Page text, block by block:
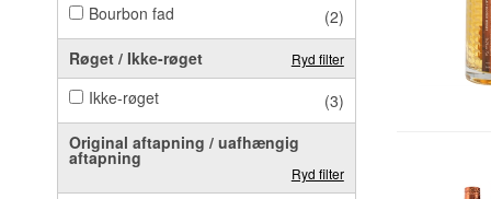
Bourbon fad
(2)
Røget / Ikke-røget
Ryd filter
Ikke-røget
(3)
Original aftapning / uafhængig
aftapning
Ryd filter